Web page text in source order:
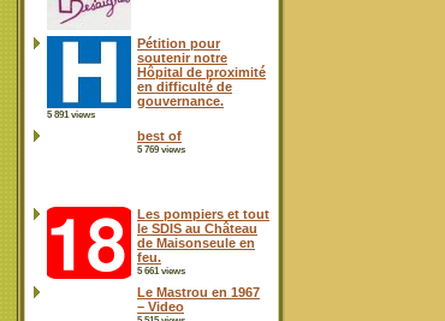
Pétition pour
soutenir notre
Hôpital de proximité
en difficulté de
gouvernance.
5 891 views
best of
5 769 views
Les pompiers et tout
le SDIS au Château
de Maisonseule en
feu.
5 661 views
Le Mastrou en 1967
– Video